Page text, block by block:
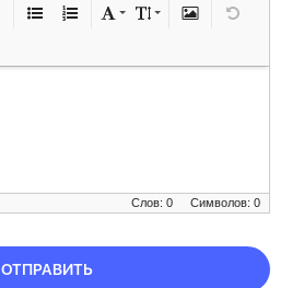
Символов: 0
Слов: 0
ОТПРАВИТЬ